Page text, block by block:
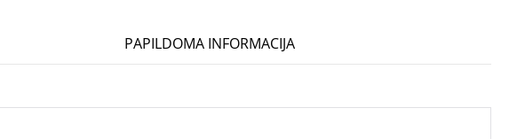
PAPILDOMA INFORMACIJA